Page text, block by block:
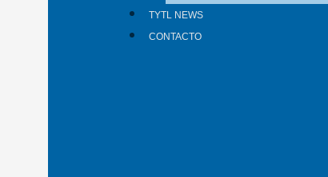
TYTL NEWS
CONTACTO